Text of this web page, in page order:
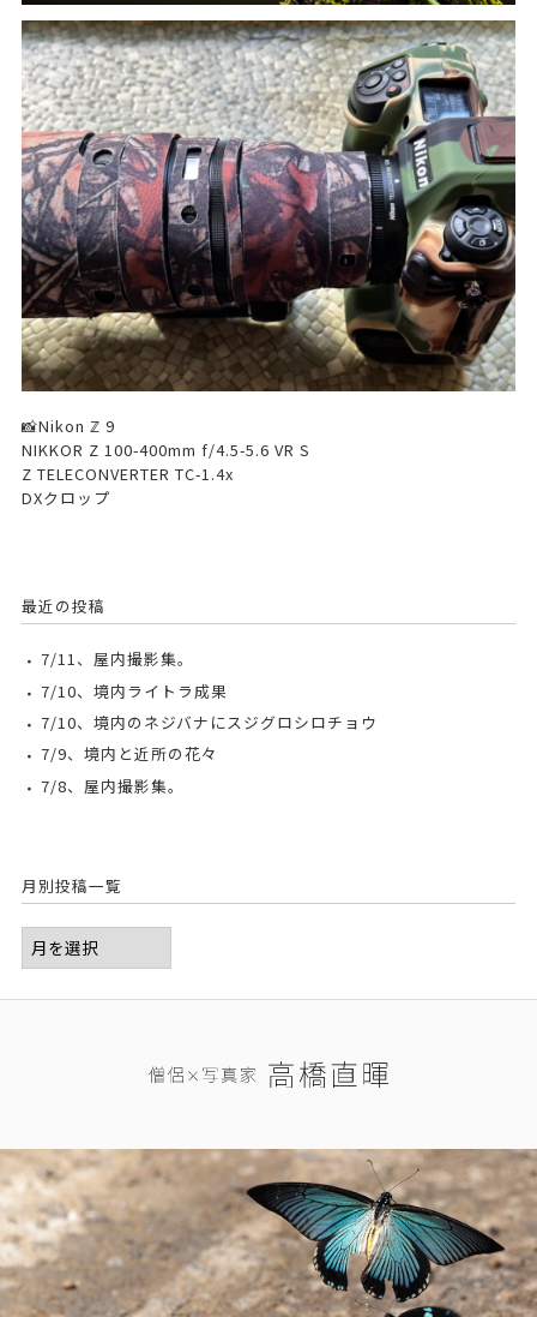
📸Nikon ℤ 9
NIKKOR Z 100-400mm f/4.5-5.6 VR S
Z TELECONVERTER TC-1.4x
DXクロップ
最近の投稿
7/11、屋内撮影集。
7/10、境内ライトラ成果
7/10、境内のネジバナにスジグロシロチョウ
7/9、境内と近所の花々
7/8、屋内撮影集。
月別投稿一覧